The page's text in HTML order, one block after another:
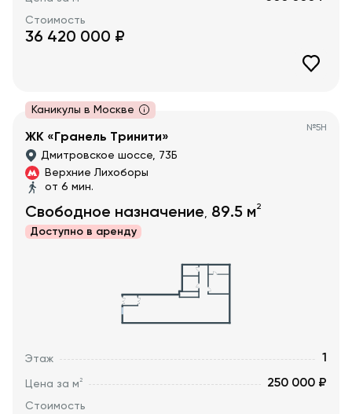
Стоимость
36 420 000 ₽
Каникулы в Москве
№5Н
ЖК «Гранель Тринити»
Дмитровское шоссе, 73Б
Верхние Лихоборы
от 6 мин.
Свободное назначение 89.5 м2
Доступно в аренду
Этаж 1
Цена за м2 250 000 ₽
Стоимость